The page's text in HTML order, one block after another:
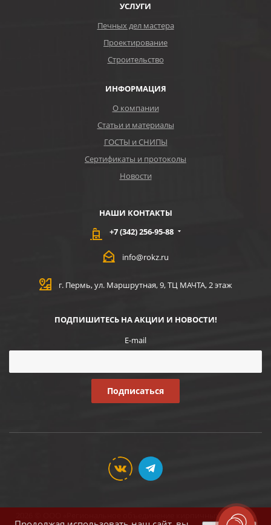
УСЛУГИ
Печных дел мастера
Проектирование
Строительство
ИНФОРМАЦИЯ
О компании
Статьи и материалы
ГОСТЫ и СНИПЫ
Сертификаты и протоколы
Новости
НАШИ КОНТАКТЫ
+7 (342) 256-95-88
info@rokz.ru
г. Пермь, ул. Маршрутная, 9, ТЦ МАЧТА, 2 этаж
ПОДПИШИТЕСЬ НА АКЦИИ И НОВОСТИ!
E-mail
2026 © ООО «Региональное объединение кирпичных заводов»